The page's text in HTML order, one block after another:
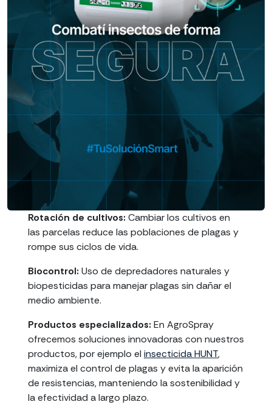
Rotación de cultivos: Cambiar los cultivos en
las parcelas reduce las poblaciones de plagas y
rompe sus ciclos de vida.
Biocontrol: Uso de depredadores naturales y
biopesticidas para manejar plagas sin dañar el
medio ambiente.
Productos especializados: En AgroSpray
ofrecemos soluciones innovadoras con nuestros
productos, por ejemplo el insecticida HUNT,
maximiza el control de plagas y evita la aparición
de resistencias, manteniendo la sostenibilidad y
la efectividad a largo plazo.